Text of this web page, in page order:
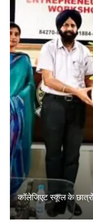
कॉलेजिएट स्कूल के छात्रों